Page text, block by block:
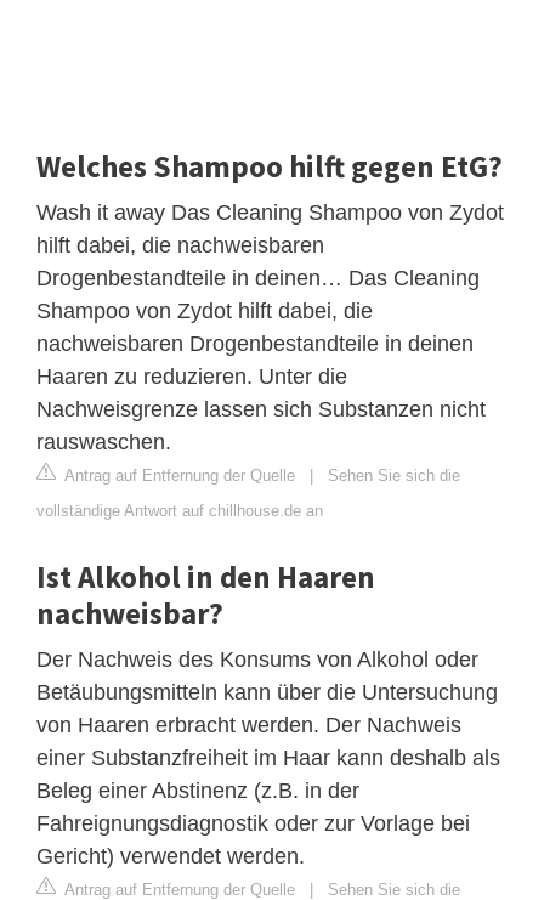
Welches Shampoo hilft gegen EtG?
Wash it away Das Cleaning Shampoo von Zydot
hilft dabei, die nachweisbaren
Drogenbestandteile in deinen… Das Cleaning
Shampoo von Zydot hilft dabei, die
nachweisbaren Drogenbestandteile in deinen
Haaren zu reduzieren. Unter die
Nachweisgrenze lassen sich Substanzen nicht
rauswaschen.
Antrag auf Entfernung der Quelle | Sehen Sie sich die
vollständige Antwort auf chillhouse.de an
Ist Alkohol in den Haaren
nachweisbar?
Der Nachweis des Konsums von Alkohol oder
Betäubungsmitteln kann über die Untersuchung
von Haaren erbracht werden. Der Nachweis
einer Substanzfreiheit im Haar kann deshalb als
Beleg einer Abstinenz (z.B. in der
Fahreignungsdiagnostik oder zur Vorlage bei
Gericht) verwendet werden.
Antrag auf Entfernung der Quelle | Sehen Sie sich die